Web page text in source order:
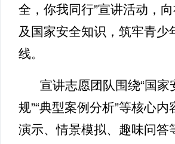
全，你我同行”宣讲活动，
及国家安全知识，筑牢青少
线。
宣讲志愿团队围绕“国家
规”“典型案例分析”等核心
演示、情景模拟、趣味问答